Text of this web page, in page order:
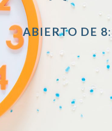
ABIERTO DE